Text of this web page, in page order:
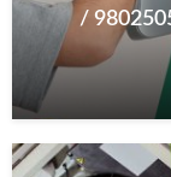
فني تكييف مركزي جنوب السرة / 98025055 /